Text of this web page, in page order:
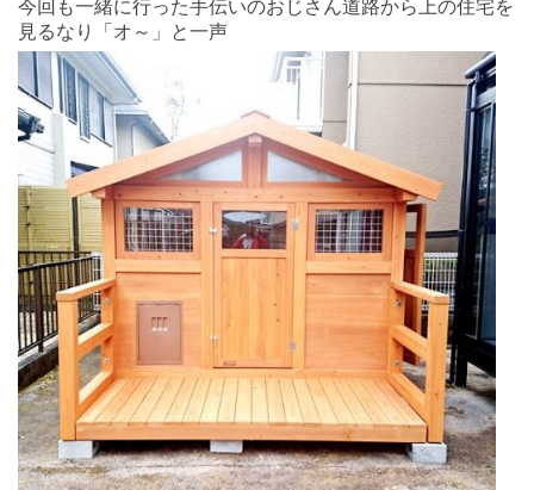
今回も一緒に行った手伝いのおじさん道路から上の住宅を
見るなり「オ～」と一声